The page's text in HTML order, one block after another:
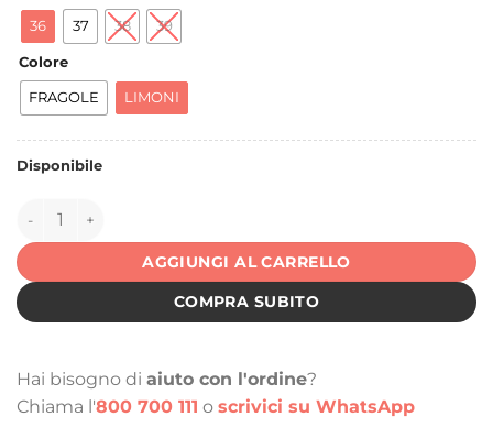
36 37 38 39
Colore
FRAGOLE LIMONI
Disponibile
149331 quantità
AGGIUNGI AL CARRELLO
COMPRA SUBITO
Hai bisogno di aiuto con l'ordine?
Chiama l'800 700 111 o scrivici su WhatsApp